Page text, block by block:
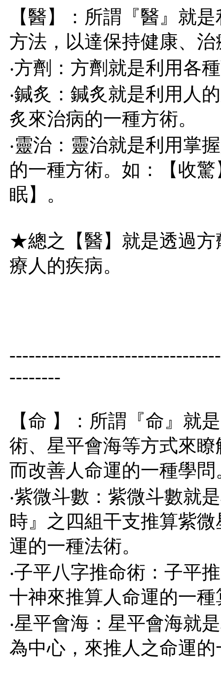
【醫】：所謂『醫』就
方法，以達保持健康、
‧方劑：方劑就是利用各
‧鍼炙：鍼炙就是利用人
炙來治病的一種方術。
‧靈治：靈治就是利用掌
的一種方術。如：【收
眠】。
★總之【醫】就是透過方
療人的疾病。
--------
【命 】：所謂『命』就
術、星平會海等方式來
而改善人命運的一種學問
‧紫微斗數：紫微斗數就
時』之四組干支推算紫
運的一種法術。
‧子平八字推命術：子平
十神來推算人命運的一
‧星平會海：星平會海就
為中心，來推人之命運